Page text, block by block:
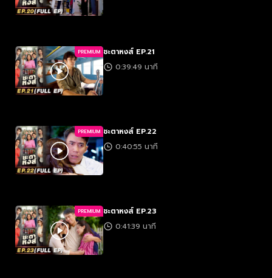
PREMIUM ชะตาหงส์ EP.21
0:39:49 นาที
PREMIUM ชะตาหงส์ EP.22
0:40:55 นาที
PREMIUM ชะตาหงส์ EP.23
0:41:39 นาที